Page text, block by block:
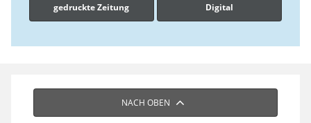
gedruckte Zeitung Digital
NACH OBEN